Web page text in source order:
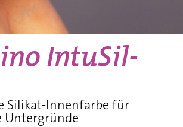
IntuSil-
Silikat-Innenfarbe für
Untergründe